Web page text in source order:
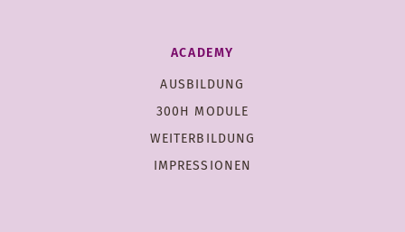
ACADEMY
AUSBILDUNG
300H MODULE
WEITERBILDUNG
IMPRESSIONEN